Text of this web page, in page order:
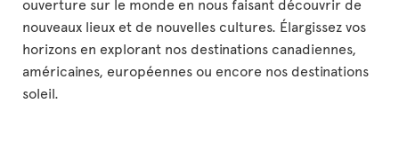
nouveaux lieux et de nouvelles cultures. Élargissez vos
horizons en explorant nos destinations canadiennes,
américaines, européennes ou encore nos destinations
soleil.